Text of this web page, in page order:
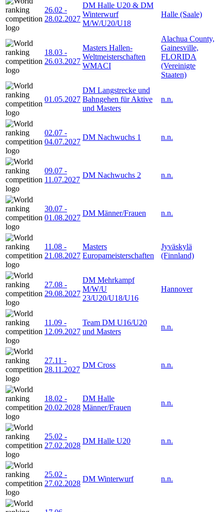
26.02 -
28.02.2027
DM Halle U20 & DM
Winterwurf
M/W/U20/U18
Halle (Saale)
18.03 -
26.03.2027
Masters Hallen-
Weltmeisterschaften
WMACI
Alachua County,
Gainesville,
FLORIDA
(Vereinigte
Staaten)
01.05.2027
DM Langstrecke und
Bahngehen für Aktive
und Masters
n.n.
02.07 -
04.07.2027
DM Nachwuchs 1 n.n.
09.07 -
11.07.2027
DM Nachwuchs 2 n.n.
30.07 -
01.08.2027
DM Männer/Frauen n.n.
11.08 -
21.08.2027
Masters
Europameisterschaften
Jyväskylä
(Finnland)
27.08 -
29.08.2027
DM Mehrkampf
M/W/U
23/U20/U18/U16
Hannover
11.09 -
12.09.2027
Team DM U16/U20
und Masters
n.n.
27.11 -
28.11.2027
DM Cross n.n.
18.02 -
20.02.2028
DM Halle
Männer/Frauen
n.n.
25.02 -
27.02.2028
DM Halle U20 n.n.
25.02 -
27.02.2028
DM Winterwurf n.n.